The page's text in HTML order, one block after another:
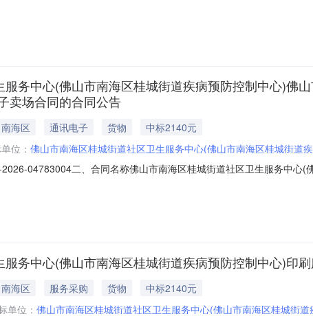
）。（三）提供采购需求方案建议的方式:请供应商在本公告期限
务中心(佛山市南海区桂城街道疾病预防控制中心)佛
卖场合同的合同公告
海区 通讯电子 货物
中标2140元
位： 佛山市南海区桂城街道社区卫生服务中心(佛山市南海区桂城街道
04783004二、合同名称佛山市南海区桂城街道社区卫生服务中心
佛山市南海区桂城街道疾病预防控制中心）地址：广东省_佛山市_南
务中心(佛山市南海区桂城街道疾病预防控制中心)印
海区 服务采购 货物
中标2140元
单位： 佛山市南海区桂城街道社区卫生服务中心(佛山市南海区桂城街